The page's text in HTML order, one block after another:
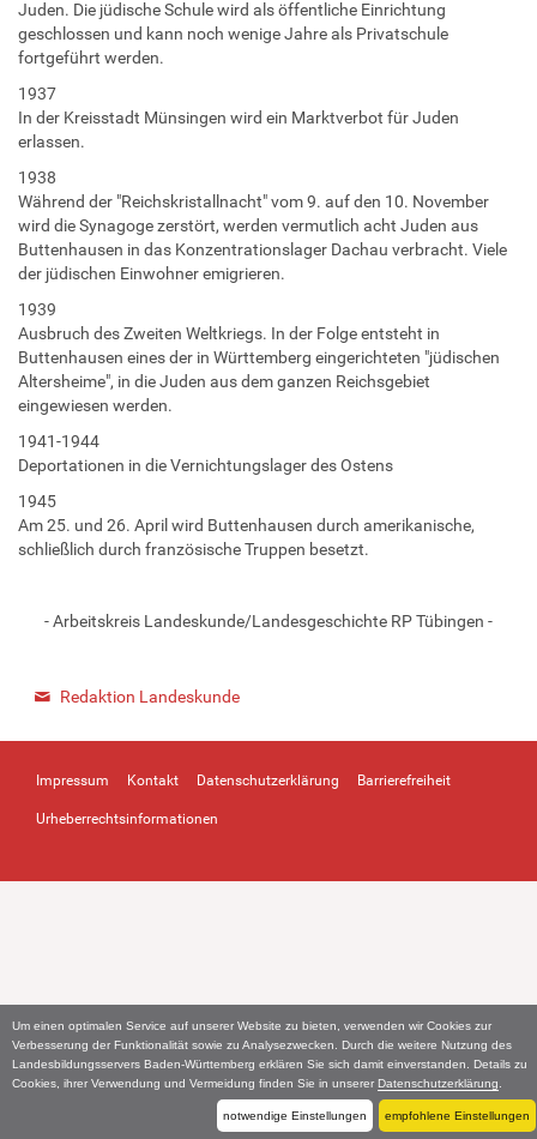
Um einen optimalen Service auf unserer Website zu bieten, verwenden wir Cookies zur
Verbesserung der Funktionalität sowie zu Analysezwecken. Durch die weitere Nutzung des
Landesbildungsservers Baden-Württemberg erklären Sie sich damit einverstanden. Details zu
Cookies, ihrer Verwendung und Vermeidung finden Sie in unserer Datenschutzerklärung
notwendige Einstellungen empfohlene Einstellungen
Juden. Die jüdische Schule wird als öffentliche Einrichtung
geschlossen und kann noch wenige Jahre als Privatschule
fortgeführt werden.
1937
In der Kreisstadt Münsingen wird ein Marktverbot für Juden
erlassen.
1938
Während der "Reichskristallnacht" vom 9. auf den 10. November
wird die Synagoge zerstört, werden vermutlich acht Juden aus
Buttenhausen in das Konzentrationslager Dachau verbracht. Viele
der jüdischen Einwohner emigrieren.
1939
Ausbruch des Zweiten Weltkriegs. In der Folge entsteht in
Buttenhausen eines der in Württemberg eingerichteten "jüdischen
Altersheime", in die Juden aus dem ganzen Reichsgebiet
eingewiesen werden.
1941-1944
Deportationen in die Vernichtungslager des Ostens
1945
Am 25. und 26. April wird Buttenhausen durch amerikanische,
schließlich durch französische Truppen besetzt.
- Arbeitskreis Landeskunde/Landesgeschichte RP Tübingen -
Redaktion Landeskunde
Impressum Kontakt Datenschutzerklärung Barrierefreiheit
Urheberrechtsinformationen